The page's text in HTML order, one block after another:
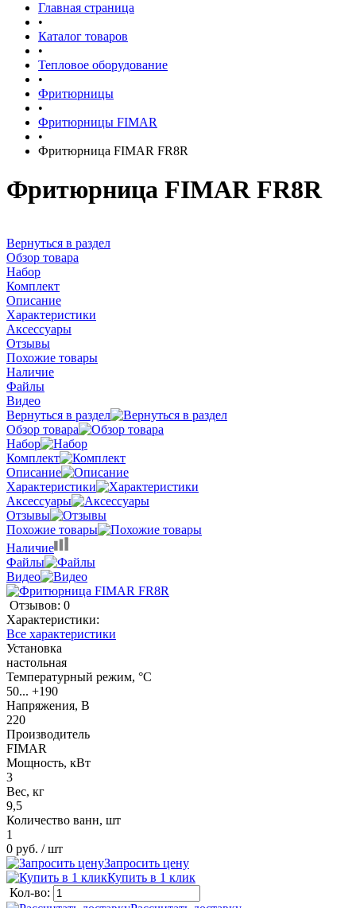
Главная страница
•
Каталог товаров
•
Тепловое оборудование
•
Фритюрницы
•
Фритюрницы FIMAR
•
Фритюрница FIMAR FR8R
Фритюрница FIMAR FR8R
Вернуться в раздел
Обзор товара
Набор
Комплект
Описание
Характеристики
Аксессуары
Отзывы
Похожие товары
Наличие
Файлы
Видео
Вернуться в раздел
Обзор товара
Набор
Комплект
Описание
Характеристики
Аксессуары
Отзывы
Похожие товары
Наличие
Файлы
Видео
Отзывов: 0
Характеристики:
Все характеристики
Установка
настольная
Температурный режим, °C
50... +190
Напряжения, В
220
Производитель
FIMAR
Мощность, кВт
3
Вес, кг
9,5
Количество ванн, шт
1
0 руб. / шт
Запросить цену
Купить в 1 клик
Кол-во: